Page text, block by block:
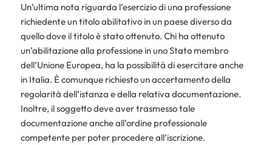
Un’ultima nota riguarda l’esercizio di una professione
richiedente un titolo abilitativo in un paese diverso da
quello dove il titolo è stato ottenuto. Chi ha ottenuto
un’abilitazione alla professione in uno Stato membro
dell’Unione Europea, ha la possibilità di esercitare anche
in Italia. È comunque richiesto un accertamento della
regolarità dell’istanza e della relativa documentazione.
Inoltre, il soggetto deve aver trasmesso tale
documentazione anche all’ordine professionale
competente per poter procedere all’iscrizione.